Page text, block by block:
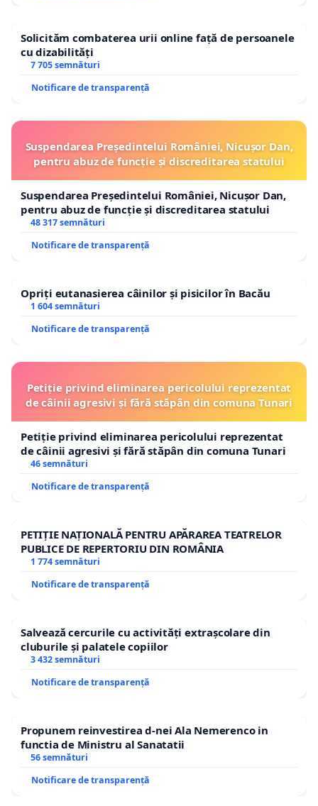
Solicităm combaterea urii online față de persoanele
cu dizabilități
7 705 semnături
Notificare de transparență
Suspendarea Președintelui României, Nicușor Dan,
pentru abuz de funcție și discreditarea statului
Suspendarea Președintelui României, Nicușor Dan,
pentru abuz de funcție și discreditarea statului
48 317 semnături
Notificare de transparență
Opriți eutanasierea câinilor și pisicilor în Bacău
1 604 semnături
Notificare de transparență
Petiție privind eliminarea pericolului reprezentat
de câinii agresivi și fără stăpân din comuna Tunari
Petiție privind eliminarea pericolului reprezentat
de câinii agresivi și fără stăpân din comuna Tunari
46 semnături
Notificare de transparență
PETIȚIE NAȚIONALĂ PENTRU APĂRAREA TEATRELOR
PUBLICE DE REPERTORIU DIN ROMÂNIA
1 774 semnături
Notificare de transparență
Salvează cercurile cu activități extrașcolare din
cluburile și palatele copiilor
3 432 semnături
Notificare de transparență
Propunem reinvestirea d-nei Ala Nemerenco in
functia de Ministru al Sanatatii
56 semnături
Notificare de transparență